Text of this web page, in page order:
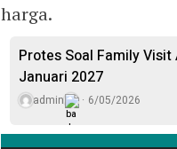
harga.
Protes Soal Family Visit
Januari 2027
admin 6/05/2026